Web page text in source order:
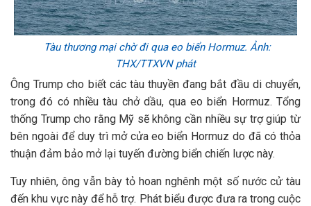
Tàu thương mại chờ đi qua eo biển Hormuz. Ảnh:
THX/TTXVN phát
Ông Trump cho biết các tàu thuyền đang bắt đầu di chuyển,
trong đó có nhiều tàu chở dầu, qua eo biển Hormuz. Tổng
thống Trump cho rằng Mỹ sẽ không cần nhiều sự trợ giúp từ
bên ngoài để duy trì mở cửa eo biển Hormuz do đã có thỏa
thuận đảm bảo mở lại tuyến đường biển chiến lược này.
Tuy nhiên, ông vẫn bày tỏ hoan nghênh một số nước cử tàu
đến khu vực này để hỗ trợ. Phát biểu được đưa ra trong cuộc